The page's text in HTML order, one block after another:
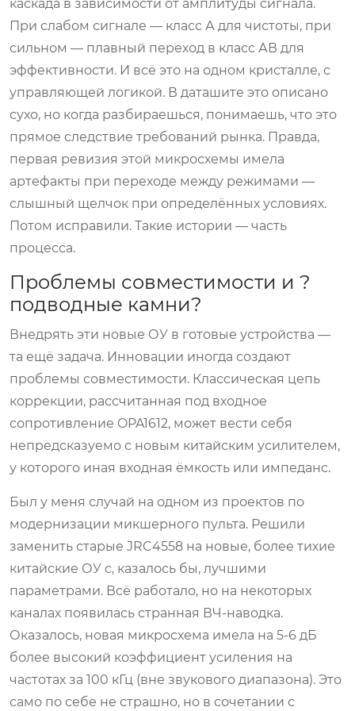
каскада в зависимости от амплитуды сигнала.
При слабом сигнале — класс А для чистоты, при
сильном — плавный переход в класс АВ для
эффективности. И всё это на одном кристалле, с
управляющей логикой. В даташите это описано
сухо, но когда разбираешься, понимаешь, что это
прямое следствие требований рынка. Правда,
первая ревизия этой микросхемы имела
артефакты при переходе между режимами —
слышный щелчок при определённых условиях.
Потом исправили. Такие истории — часть
процесса.
Проблемы совместимости и ?
подводные камни?
Внедрять эти новые ОУ в готовые устройства —
та ещё задача. Инновации иногда создают
проблемы совместимости. Классическая цепь
коррекции, рассчитанная под входное
сопротивление OPA1612, может вести себя
непредсказуемо с новым китайским усилителем,
у которого иная входная ёмкость или импеданс.
Был у меня случай на одном из проектов по
модернизации микшерного пульта. Решили
заменить старые JRC4558 на новые, более тихие
китайские ОУ с, казалось бы, лучшими
параметрами. Всё работало, но на некоторых
каналах появилась странная ВЧ-наводка.
Оказалось, новая микросхема имела на 5-6 дБ
более высокий коэффициент усиления на
частотах за 100 кГц (вне звукового диапазона). Это
само по себе не страшно, но в сочетании с